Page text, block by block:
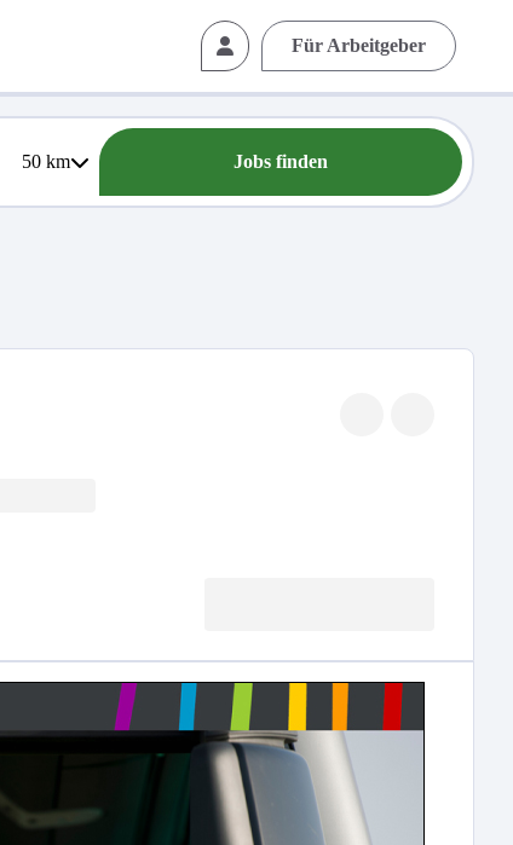
Für Arbeitgeber
50km Jobs finden